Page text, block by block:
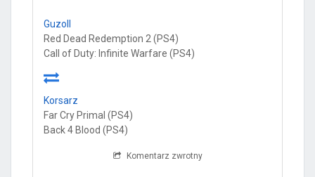
Guzoll
Red Dead Redemption 2 (PS4)
Call of Duty: Infinite Warfare (PS4)
Korsarz
Far Cry Primal (PS4)
Back 4 Blood (PS4)
Komentarz zwrotny